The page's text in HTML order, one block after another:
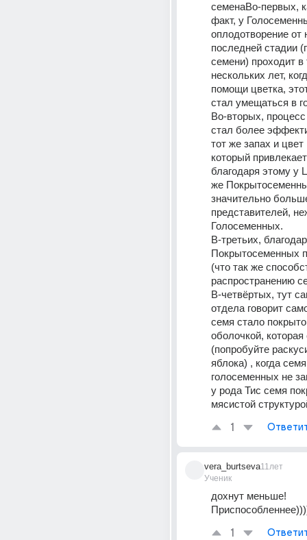
семенаВо-первых,
факт, у
оплодотворение от
последней стадии
семени) проходит в
нескольких лет,
помощи цветка,
стал умещаться в
Во-вторых,
стал более
тот же запах и цвет
который
благодаря этому у
же
значительно
представителей,
Голосеменных.
В-третьих,
Покрытосеменных
(что так же
распространению
В-четвёртых, тут
отдела говорит
семя стало
оболочкой, которая
(попробуйте
яблока) , когда семя
голосеменных не
у рода Тис семя
мясистой
1
vera_burtseva
Ученик
11лет
дохнут меньше!
1